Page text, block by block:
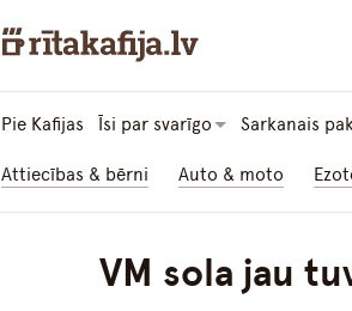
Pie Kafijas Īsi par svarīgo Sarkanais
Attiecības & bērni Auto & moto
VM sola jau